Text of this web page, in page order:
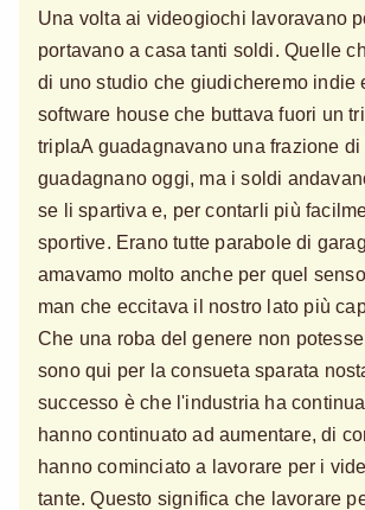
Una volta ai videogiochi lavoravano
portavano a casa tanti soldi. Quelle
di uno studio che giudicheremo indie
software house che buttava fuori un
triplaA guadagnavano una frazione
guadagnano oggi, ma i soldi
se li spartiva e, per contarli più
sportive. Erano tutte parabole di
amavamo molto anche per quel
man che eccitava il nostro lato più
Che una roba del genere non
sono qui per la consueta sparata
successo è che l'industria ha
hanno continuato ad aumentare, di
hanno cominciato a lavorare per i
tante. Questo significa che lavorare